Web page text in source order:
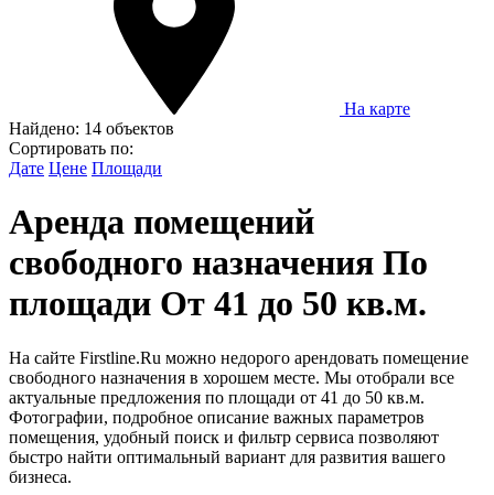
На карте
Найдено: 14 объектов
Сортировать по:
Дате Цене Площади
Аренда помещений
свободного назначения По
площади От 41 до 50 кв.м.
На сайте Firstline.Ru можно недорого арендовать помещение
свободного назначения в хорошем месте. Мы отобрали все
актуальные предложения по площади от 41 до 50 кв.м.
Фотографии, подробное описание важных параметров
помещения, удобный поиск и фильтр сервиса позволяют
быстро найти оптимальный вариант для развития вашего
бизнеса.